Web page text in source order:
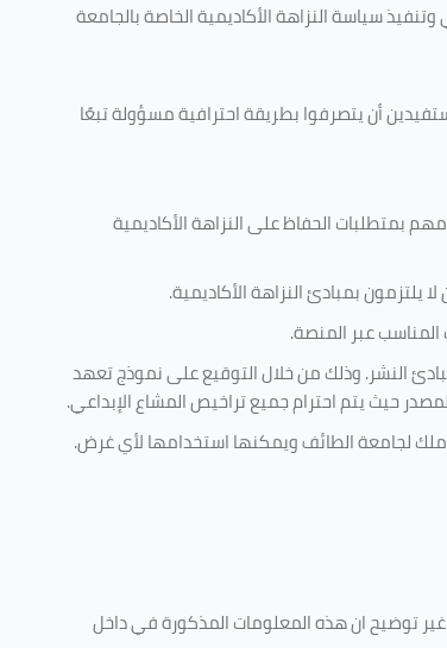
سياسة النزاهة الأكاديمية الخاصة بالجامعة
أن يتصرفوا بطريقة احترافية مسؤولة تبعًا
بمتطلبات الحفاظ على النزاهة الأكاديمية
يلتزمون بمبادئ النزاهة الأكاديمية.
عبر المنصة.
النشر. وذلك من خلال التوقيع على نموذج تعهد
حيث يتم احترام جميع تراخيص المشاع الإبداعي.
ملك لجامعة الطائف ويمكنها استخدامها لأي غرض.
غير توضيح ان هذه المعلومات المذكورة في داخل